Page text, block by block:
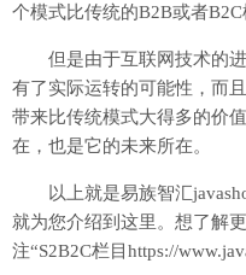
个模式比传统的B2B或者B2C
但是由于互联网技术的进
有了实际运转的可能性，而
带来比传统模式大得多的价
在，也是它的未来所在。
以上就是易族智汇
就为您介绍到这里。想了解
注“S2B2C栏目https://